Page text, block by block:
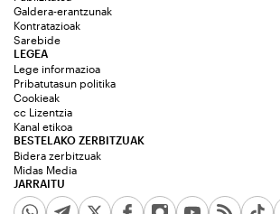
Galdera-erantzunak
Kontratazioak
Sarebide
JARRAITU
LEGEA
Lege informazioa
Pribatutasun politika
Cookieak
cc Lizentzia
Kanal etikoa
BESTELAKO ZERBITZUAK
Bidera zerbitzuak
Midas Media